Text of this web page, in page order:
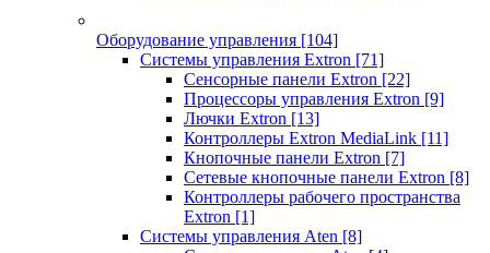
Оборудование управления [104]
Системы управления Extron [71]
Сенсорные панели Extron [22]
Процессоры управления Extron [9]
Лючки Extron [13]
Контроллеры Extron MediaLink [11]
Кнопочные панели Extron [7]
Сетевые кнопочные панели Extron [8]
Контроллеры рабочего пространства
Extron [1]
Системы управления Aten [8]